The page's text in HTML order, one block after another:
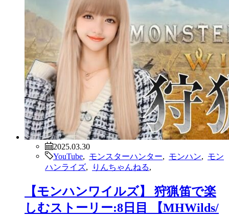
2025.03.30
YouTube
モンスターハンター モンハン
モン
ハンライズ
りんちゃんねる
【モンハンワイルズ】 狩猟笛で楽
しむストーリー:8日目 【MHWilds/